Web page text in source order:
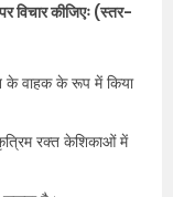
विचार कीजिएः (स्तर-
के वाहक के रूप में किया
रक्त केशिकाओं में